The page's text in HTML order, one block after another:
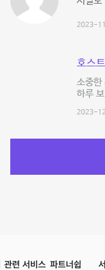
2023-
호스
소중한
하루
2023-
관련 서비스 파트너쉽